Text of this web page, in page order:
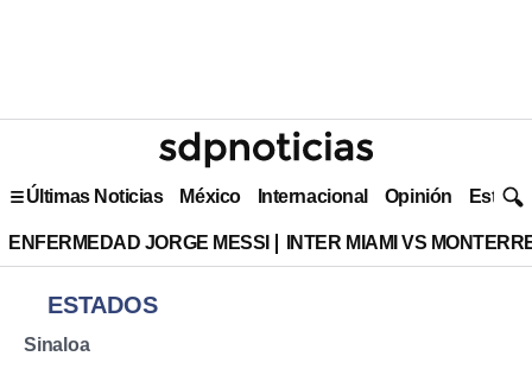
Últimas Noticias México Internacional Opinión Estilo
ENFERMEDAD JORGE MESSI INTER MIAMI VS
ESTADOS
Sinaloa